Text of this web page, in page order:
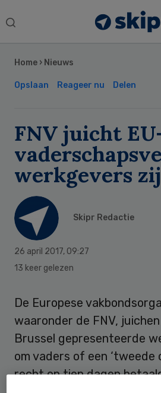
Search
Home › Nieuws
Opslaan Reageer nu Delen
FNV juicht
werkgevers
Skipr Redactie
26 april 2017, 09:27
13 keer gelezen
De Europese
waaronder de FNV,
Brussel gepresenteerde
om vaders of een ‘tweede
recht op tien dagen
Sidebar